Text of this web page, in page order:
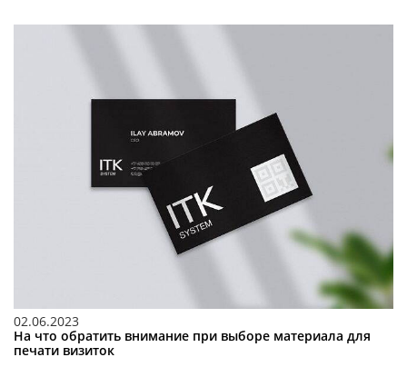
02.06.2023
На что обратить внимание при выборе материала для
печати визиток